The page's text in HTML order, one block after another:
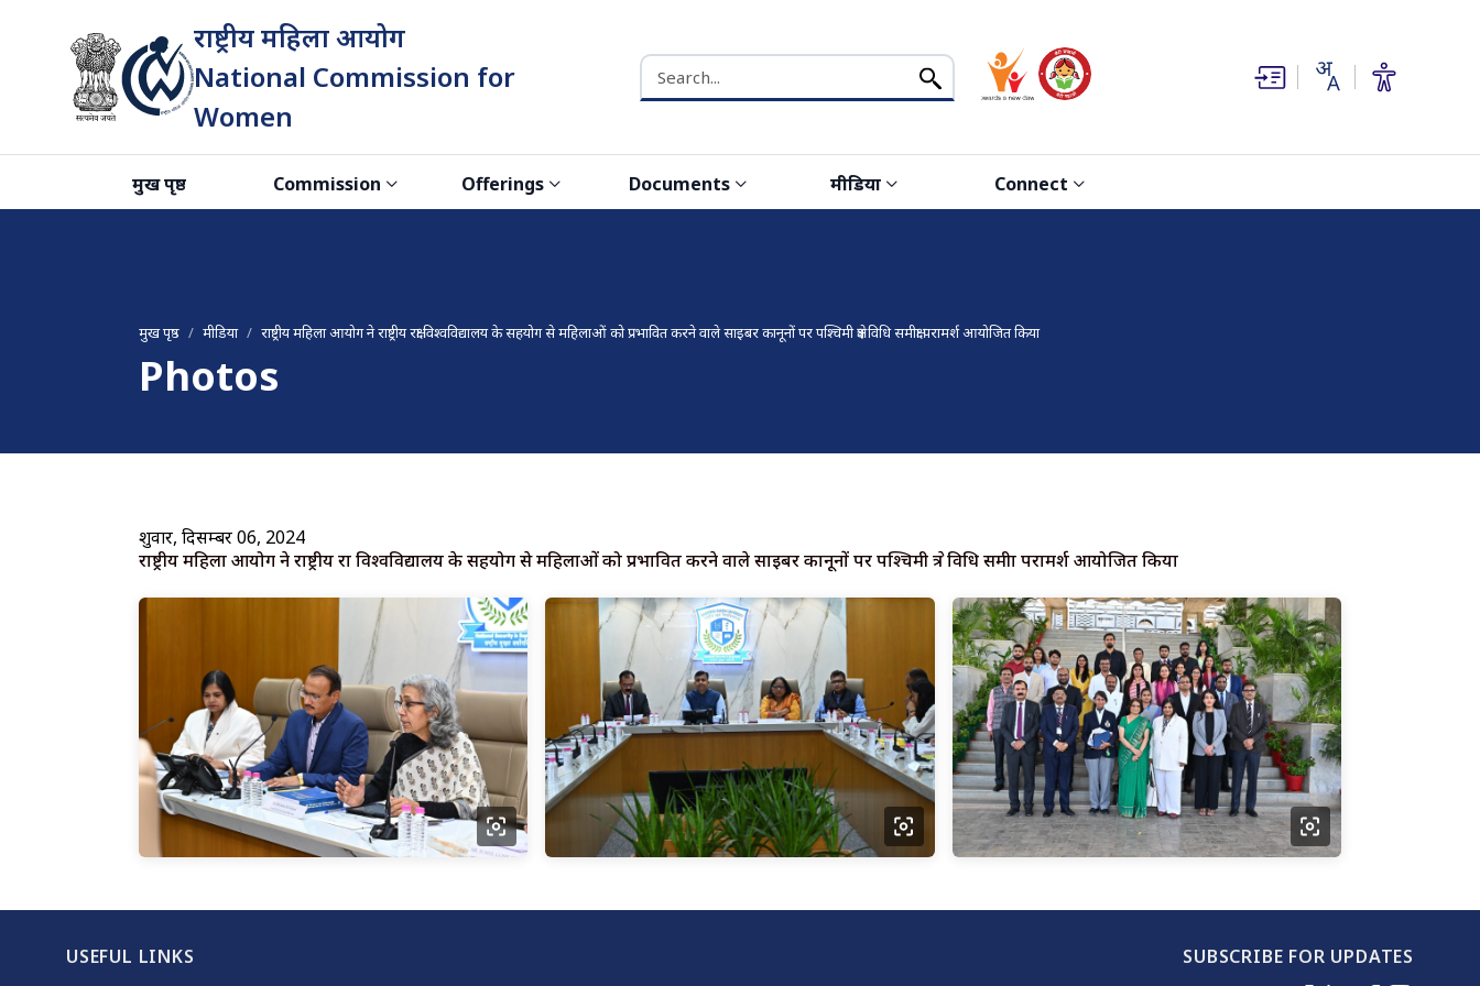
राष्ट्रीय महिला आयोग
National Commission for
Women
भारत सरकार
Search the NCW website
(opens in new window)
(opens in new window)
मुख पृष्ठ Commission Offerings Documents मीडिया Connect
मुख पृष्ठ मीडिया राष्ट्रीय महिला आयोग ने राष्ट्रीय रक्षा विश्वविद्यालय के सहयोग से महिलाओं को प्रभावित करने वाले साइबर कानूनों पर पश्चिमी क्षेत्र विधि समीक्षा परामर्श आयोजित किया
Photos
शुक्रवार, दिसम्बर 06, 2024
राष्ट्रीय महिला आयोग ने राष्ट्रीय रक्षा विश्वविद्यालय के सहयोग से महिलाओं को प्रभावित करने वाले साइबर कानूनों पर पश्चिमी क्षेत्र विधि समीक्षा परामर्श आयोजित किया
USEFUL LINKS SUBSCRIBE FOR UPDATES